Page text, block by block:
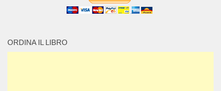
ORDINA IL LIBRO